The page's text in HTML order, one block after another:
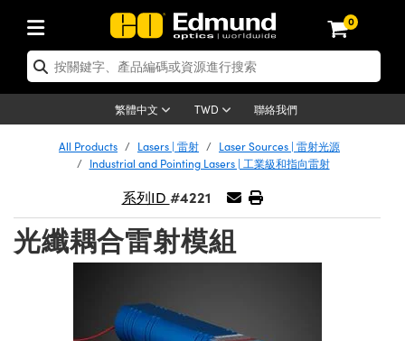
0
繁體中文 TWD 聯絡我們
| 光學產品
| 反射鏡
| 光學濾光片
Optics | 偏振光學元件
Optics | 雷射光學
| 雷射透鏡
| 雷射濾光片
| 超快光學
| 光機組件
System | 光學籠式系統
| 臺式系統
and Breadboards | 光學平臺
| 顯微鏡
| Mitutoyo 物鏡
| Nikon 物鏡
| ZEISS 物鏡
| 雷射
and Electronics | 雷射
| 雷射用光機模組
Lenses | 成像鏡頭
Lenses | 定焦鏡頭
| 遠心鏡頭
Magnification Lenses
| 相機
Cameras | Gigabit乙太網相
Cameras | Teledyne Dalsa
Microscopy Cameras
and Illumination | 照明
Lighting | 機器視覺光源
Lighting |顯微鏡照明
| 雷射光源
Sources | 其他光源
Accessories | 光源配件
Targets | 測試板
Targets | 解析度測試板
Targets | 畸變測試版
Level Test Targets | 色卡測試板
and Detection | 測試與監測
| 光學度量
Solutions | 機器視覺方案
and Electronics | 雷射
品
and Production | 實驗室和生產
| 清潔用品
Handling Tools | 零件夾持用品
| 光學膠
應用選購
| 光譜儀
Imaging
By Brand
Products | 新品專區
Lenses
| 清倉品
| 清倉光學產品
| 清倉顯微鏡
Lenses | 清倉成像鏡頭
Products | 重新認證產
| 重新認證光學產品
| 重新認證光機
| 重新認證雷射
| 重新認證顯微鏡
Lenses | 重新認證成像鏡
All Products Lasers | 雷射
Laser Sources | 雷射光源
Industrial and Pointing Lasers | 工業級和指向雷射
系列ID #4221
光纖耦合雷射模組